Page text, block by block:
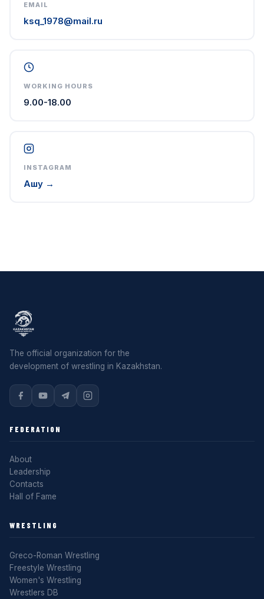
EMAIL
ksq_1978@mail.ru
WORKING HOURS
9.00-18.00
INSTAGRAM
Ашу →
The official organization for the
development of wrestling in Kazakhstan.
FEDERATION
About
Leadership
Contacts
Hall of Fame
WRESTLING
Greco-Roman Wrestling
Freestyle Wrestling
Women's Wrestling
Wrestlers DB